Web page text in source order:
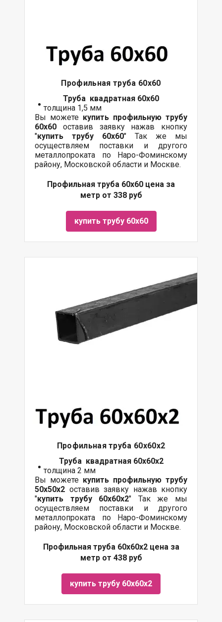
Профильная труба 60х60
Труба квадратная 60х60
толщина 1,5 мм
Вы можете купить профильную трубу
60х60 оставив заявку нажав кнопку
"купить трубу 60х60" Так же мы
осуществляем поставки и другого
металлопроката по Наро-Фоминскому
району, Московской области и Москве.
Профильная труба 60х60 цена за
метр от 338 руб
купить трубу 60х60
Профильная труба 60х60х2
Труба квадратная 60х60х2
толщина 2 мм
Вы можете купить профильную трубу
50х50х2 оставив заявку нажав кнопку
"купить трубу60х60х2" Так же мы
осуществляем поставки и другого
металлопроката по Наро-Фоминскому
району, Московской области и Москве.
Профильная труба 60х60х2 цена за
метр от 438 руб
купить трубу 60х60х2